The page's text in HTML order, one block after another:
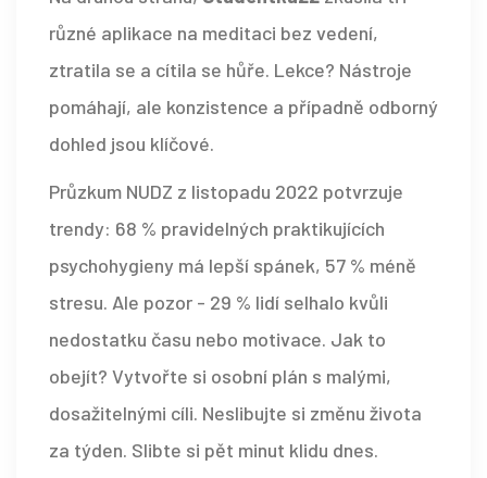
různé aplikace na meditaci bez vedení,
ztratila se a cítila se hůře. Lekce? Nástroje
pomáhají, ale konzistence a případně odborný
dohled jsou klíčové.
Průzkum NUDZ z listopadu 2022 potvrzuje
trendy: 68 % pravidelných praktikujících
psychohygieny má lepší spánek, 57 % méně
stresu. Ale pozor - 29 % lidí selhalo kvůli
nedostatku času nebo motivace. Jak to
obejít? Vytvořte si osobní plán s malými,
dosažitelnými cíli. Neslibujte si změnu života
za týden. Slibte si pět minut klidu dnes.